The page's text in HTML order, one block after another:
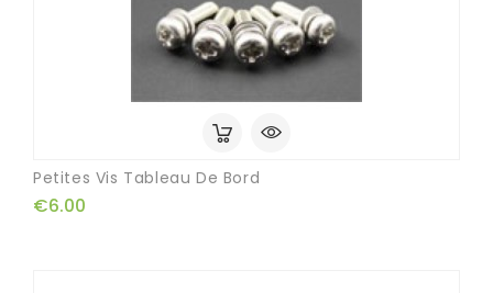
Petites Vis Tableau De Bord
€6.00